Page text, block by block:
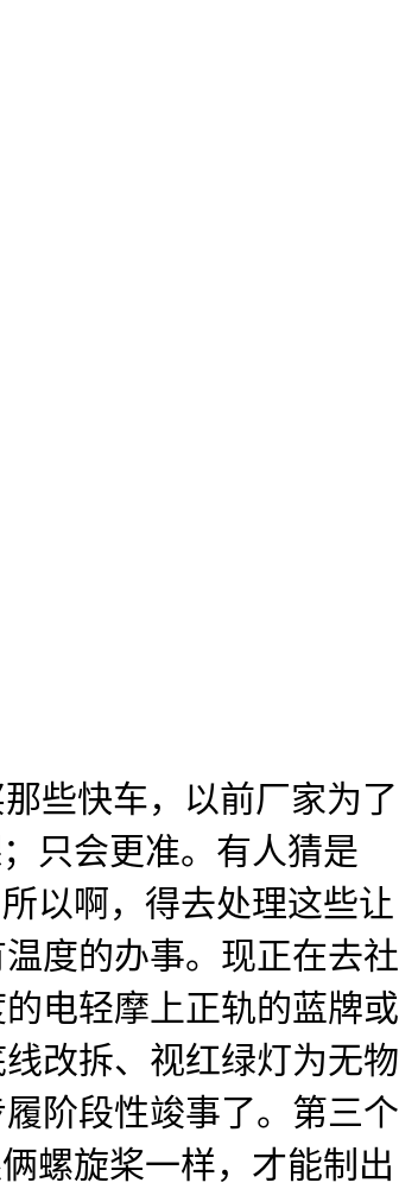
些快车，以前厂家为了
只会更准。有人猜是
以啊，得去处理这些让
度的办事。现正在去社
电轻摩上正轨的蓝牌或
改拆、视红绿灯为无物
阶段性竣事了。第三个
螺旋桨一样，才能制出